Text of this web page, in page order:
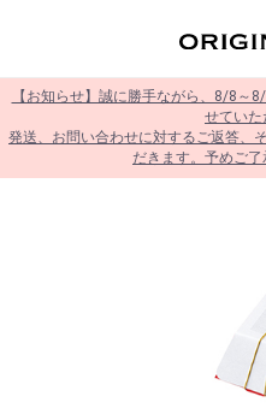
【お知らせ】誠に勝手ながら、8/8～
せていた
発送、お問い合わせに対するご返答、
だきます。予めご了